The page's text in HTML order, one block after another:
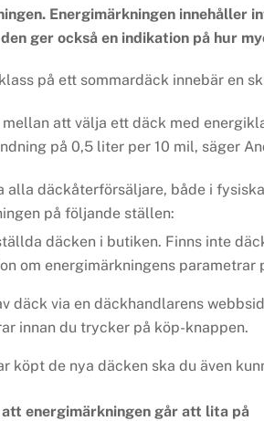
Energimärkningen innehåller
ger också en indikation på hur
på ett sommardäck innebär en
mellan att välja ett däck med
på 0,5 liter per 10 mil, säger
alla däckåterförsäljare, både i
på följande ställen:
däcken i butiken. Finns inte
om energimärkningens parametrar
däck via en däckhandlarens
innan du trycker på köp-knappen.
köpt de nya däcken ska du även
energimärkningen går att lita på